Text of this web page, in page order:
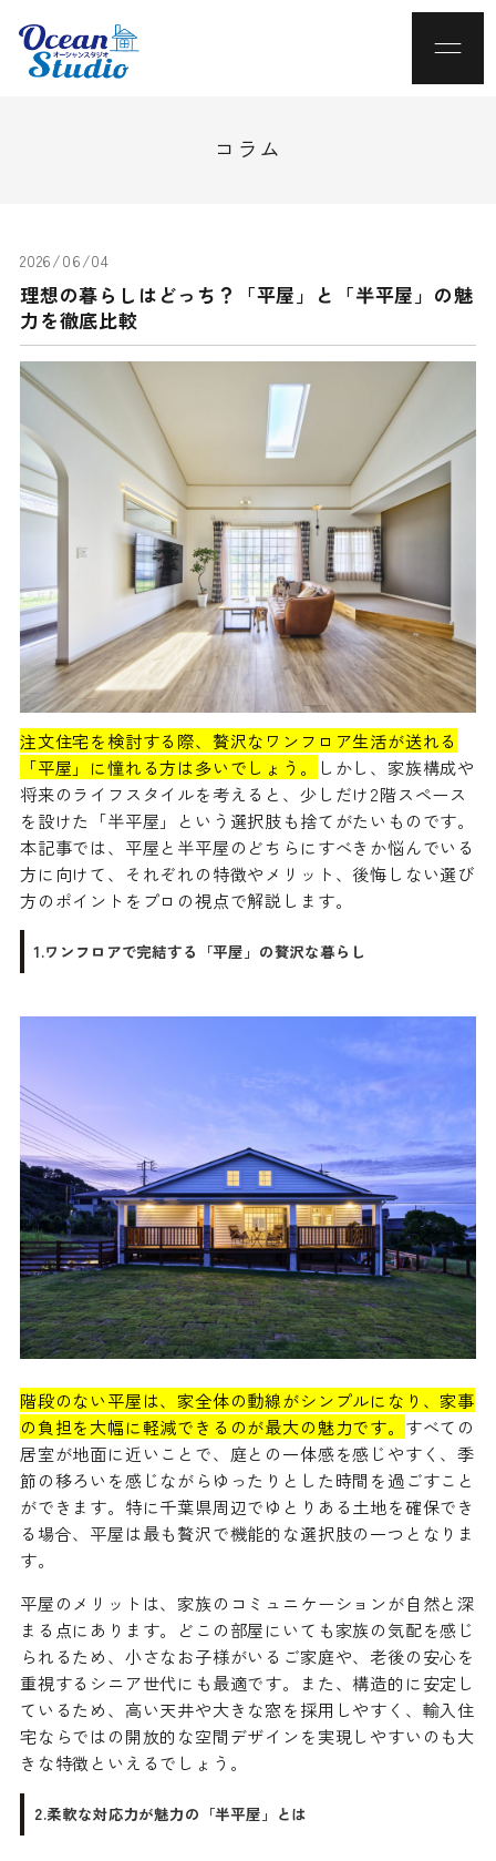
コラム
2026/06/04
理想の暮らしはどっち？「平屋」と「半平屋」の魅
力を徹底比較
注文住宅を検討する際、贅沢なワンフロア生活が送れる
「平屋」に憧れる方は多いでしょう。
しかし、家族構成や
将来のライフスタイルを考えると、少しだけ2階スペース
を設けた「半平屋」という選択肢も捨てがたいものです。
本記事では、平屋と半平屋のどちらにすべきか悩んでいる
方に向けて、それぞれの特徴やメリット、後悔しない選び
方のポイントをプロの視点で解説します。
1.ワンフロアで完結する「平屋」の贅沢な暮らし
階段のない平屋は、家全体の動線がシンプルになり、家事
の負担を大幅に軽減できるのが最大の魅力です。 すべての
居室が地面に近いことで、庭との一体感を感じやすく、季
節の移ろいを感じながらゆったりとした時間を過ごすこと
ができます。特に千葉県周辺でゆとりある土地を確保でき
る場合、平屋は最も贅沢で機能的な選択肢の一つとなりま
す。
平屋のメリットは、家族のコミュニケーションが自然と深
まる点にあります。どこの部屋にいても家族の気配を感じ
られるため、小さなお子様がいるご家庭や、老後の安心を
重視するシニア世代にも最適です。また、構造的に安定し
ているため、高い天井や大きな窓を採用しやすく、輸入住
宅ならではの開放的な空間デザインを実現しやすいのも大
きな特徴といえるでしょう。
2.柔軟な対応力が魅力の「半平屋」とは